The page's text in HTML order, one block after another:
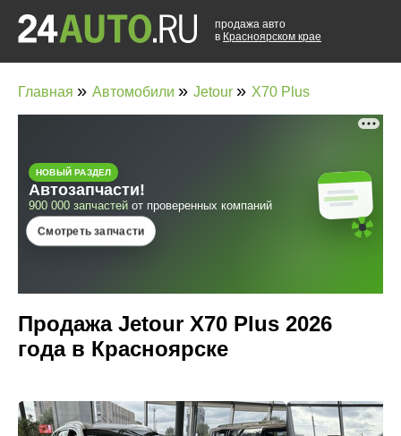
продажа авто
в Красноярском крае
Главная » Автомобили » Jetour » X70 Plus
Продажа Jetour X70 Plus 2026
года в Красноярске